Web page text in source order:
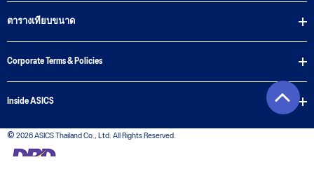
ตารางเทียบขนาด
Corporate Terms & Policies
Inside ASICS
© 2026 ASICS Thailand Co., Ltd. All Rights Reserved.